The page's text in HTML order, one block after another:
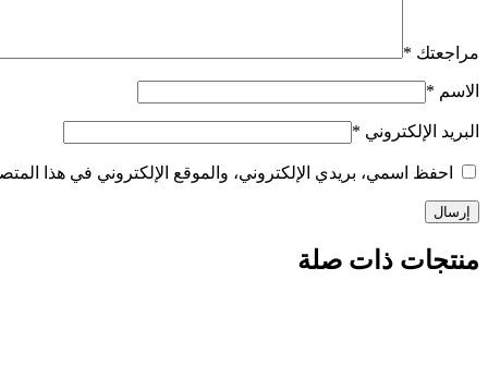
مراجعتك *
الاسم *
البريد الإلكتروني *
احفظ اسمي، بريدي الإلكتروني، والموقع الإلكتروني في هذا
منتجات ذات صلة